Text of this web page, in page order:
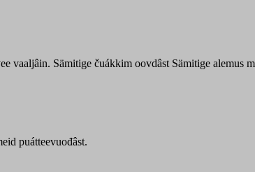
vaaljâin. Sämitige čuákkim oovdâst Sämitige alemus
puátteevuođâst.